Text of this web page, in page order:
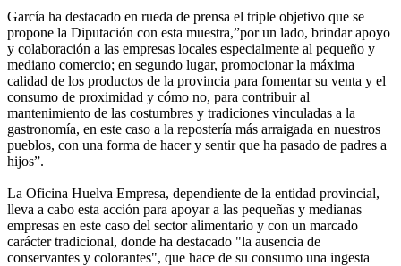
García ha destacado en rueda de prensa el triple objetivo que se
propone la Diputación con esta muestra,”por un lado, brindar apoyo
y colaboración a las empresas locales especialmente al pequeño y
mediano comercio; en segundo lugar, promocionar la máxima
calidad de los productos de la provincia para fomentar su venta y el
consumo de proximidad y cómo no, para contribuir al
mantenimiento de las costumbres y tradiciones vinculadas a la
gastronomía, en este caso a la repostería más arraigada en nuestros
pueblos, con una forma de hacer y sentir que ha pasado de padres a
hijos”.
La Oficina Huelva Empresa, dependiente de la entidad provincial,
lleva a cabo esta acción para apoyar a las pequeñas y medianas
empresas en este caso del sector alimentario y con un marcado
carácter tradicional, donde ha destacado "la ausencia de
conservantes y colorantes", que hace de su consumo una ingesta